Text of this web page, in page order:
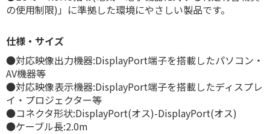
の使用制限)」に準拠した環境にやさしい製品です。
仕様・サイズ
●対応映像出力機器:DisplayPort端子を搭載したパソコン・
AV機器等
●対応映像表示機器:DisplayPort端子を搭載したディスプレ
イ・プロジェクター等
●コネクタ形状:DisplayPort(オス)-DisplayPort(オス)
●ケーブル長:2.0m